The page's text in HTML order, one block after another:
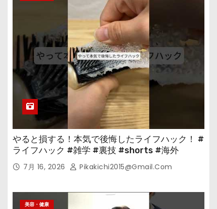
やると損する！本気で後悔したライフハック！ #
ライフハック #雑学 #裏技 #shorts #海外
7月 16, 2026 Pikakichi2015@gmail.com
美容・健康